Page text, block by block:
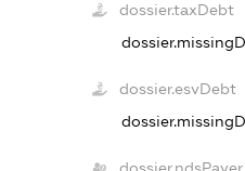
dossier.taxDebt
dossier.esvDebt